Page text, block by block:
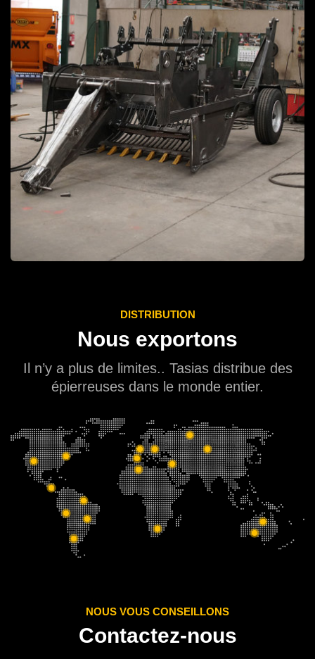
DISTRIBUTION
Nous exportons
Il n’y a plus de limites.. Tasias distribue des
épierreuses dans le monde entier.
NOUS VOUS CONSEILLONS
Contactez-nous